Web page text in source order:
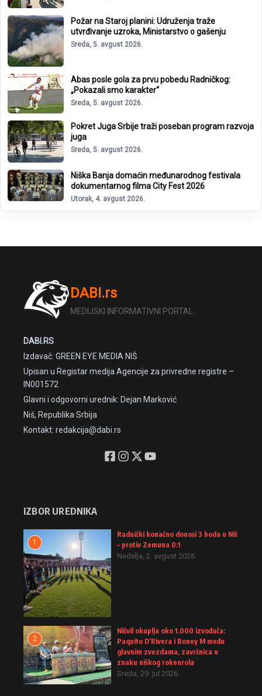
Požar na Staroj planini: Udruženja traže
utvrđivanje uzroka, Ministarstvo o gašenju
Sreda, 5. avgust 2026.
Abas posle gola za prvu pobedu Radničkog:
„Pokazali smo karakter“
Sreda, 5. avgust 2026.
Pokret Juga Srbije traži poseban program razvoja
juga
Sreda, 5. avgust 2026.
Niška Banja domaćin međunarodnog festivala
dokumentarnog filma City Fest 2026
Utorak, 4. avgust 2026.
DABI.rs
MEDIJSKI INFORMATIVNI PORTAL
DABI.RS
Izdavač: GREEN EYE MEDIA NIŠ
Upisan u Registar medija Agencije za privredne registre –
IN001572
Glavni i odgovorni urednik: Dejan Marković
Niš, Republika Srbija
Kontakt: redakcija@dabi.rs
IZBOR UREDNIKA
1
Radnički konačno donosi 3 boda u Niš
– protiv Zemuna 0:1
Nedelja, 2. avgust 2026.
2
Nišvil okuplja oko 1.000 izvođača:
Paquito D’Rivera i Boney M među
glavnim zvezdama, završnica u
znaku niškog rokenrola
Sreda, 29. jul 2026.